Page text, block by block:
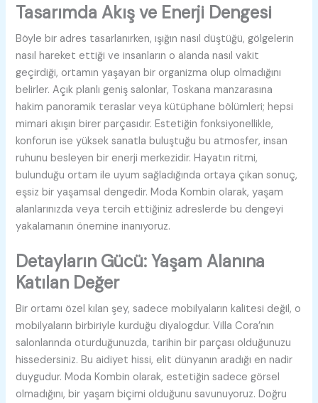
Tasarımda Akış ve Enerji Dengesi
Böyle bir adres tasarlanırken, ışığın nasıl düştüğü, gölgelerin
nasıl hareket ettiği ve insanların o alanda nasıl vakit
geçirdiği, ortamın yaşayan bir organizma olup olmadığını
belirler. Açık planlı geniş salonlar, Toskana manzarasına
hakim panoramik teraslar veya kütüphane bölümleri; hepsi
mimari akışın birer parçasıdır. Estetiğin fonksiyonellikle,
konforun ise yüksek sanatla buluştuğu bu atmosfer, insan
ruhunu besleyen bir enerji merkezidir. Hayatın ritmi,
bulunduğu ortam ile uyum sağladığında ortaya çıkan sonuç,
eşsiz bir yaşamsal dengedir. Moda Kombin olarak, yaşam
alanlarınızda veya tercih ettiğiniz adreslerde bu dengeyi
yakalamanın önemine inanıyoruz.
Detayların Gücü: Yaşam Alanına
Katılan Değer
Bir ortamı özel kılan şey, sadece mobilyaların kalitesi değil, o
mobilyaların birbiriyle kurduğu diyalogdur. Villa Cora’nın
salonlarında oturduğunuzda, tarihin bir parçası olduğunuzu
hissedersiniz. Bu aidiyet hissi, elit dünyanın aradığı en nadir
duygudur. Moda Kombin olarak, estetiğin sadece görsel
olmadığını, bir yaşam biçimi olduğunu savunuyoruz. Doğru